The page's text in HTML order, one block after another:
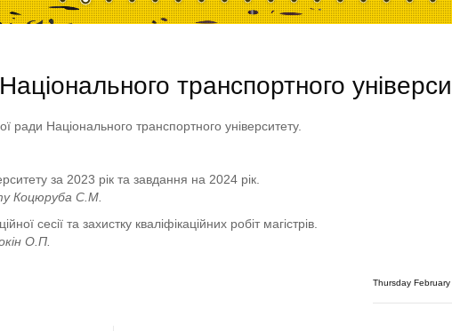
транспортного
ради Національного транспортного університету.
за 2023 рік та завдання на 2024 рік.
Коцюруба С.М.
сесії та захистку кваліфікаційних робіт магістрів.
О.П.
Thursday